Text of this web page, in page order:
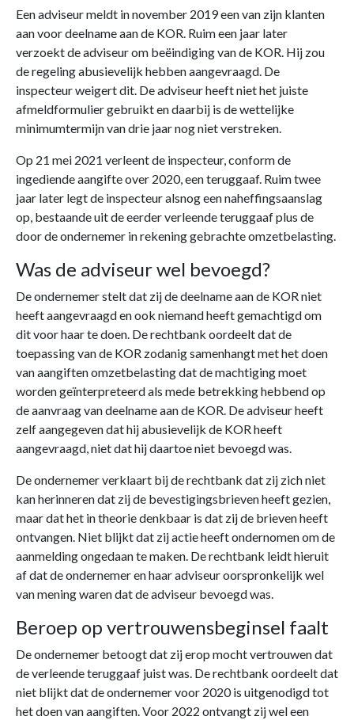
Een adviseur meldt in november 2019 een van zijn klanten
aan voor deelname aan de KOR. Ruim een jaar later
verzoekt de adviseur om beëindiging van de KOR. Hij zou
de regeling abusievelijk hebben aangevraagd. De
inspecteur weigert dit. De adviseur heeft niet het juiste
afmeldformulier gebruikt en daarbij is de wettelijke
minimumtermijn van drie jaar nog niet verstreken.
Op 21 mei 2021 verleent de inspecteur, conform de
ingediende aangifte over 2020, een teruggaaf. Ruim twee
jaar later legt de inspecteur alsnog een naheffingsaanslag
op, bestaande uit de eerder verleende teruggaaf plus de
door de ondernemer in rekening gebrachte omzetbelasting.
Was de adviseur wel bevoegd?
De ondernemer stelt dat zij de deelname aan de KOR niet
heeft aangevraagd en ook niemand heeft gemachtigd om
dit voor haar te doen. De rechtbank oordeelt dat de
toepassing van de KOR zodanig samenhangt met het doen
van aangiften omzetbelasting dat de machtiging moet
worden geïnterpreteerd als mede betrekking hebbend op
de aanvraag van deelname aan de KOR. De adviseur heeft
zelf aangegeven dat hij abusievelijk de KOR heeft
aangevraagd, niet dat hij daartoe niet bevoegd was.
De ondernemer verklaart bij de rechtbank dat zij zich niet
kan herinneren dat zij de bevestigingsbrieven heeft gezien,
maar dat het in theorie denkbaar is dat zij de brieven heeft
ontvangen. Niet blijkt dat zij actie heeft ondernomen om de
aanmelding ongedaan te maken. De rechtbank leidt hieruit
af dat de ondernemer en haar adviseur oorspronkelijk wel
van mening waren dat de adviseur bevoegd was.
Beroep op vertrouwensbeginsel faalt
De ondernemer betoogt dat zij erop mocht vertrouwen dat
de verleende teruggaaf juist was. De rechtbank oordeelt dat
niet blijkt dat de ondernemer voor 2020 is uitgenodigd tot
het doen van aangiften. Voor 2022 ontvangt zij wel een